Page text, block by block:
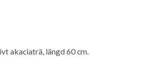
akaciaträ, längd 60 cm.